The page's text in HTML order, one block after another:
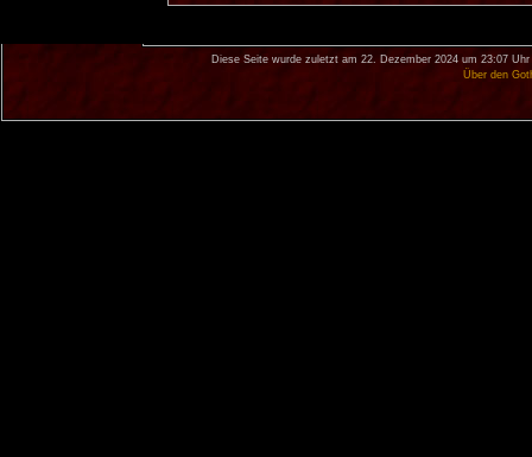
Diese Seite wurde zuletzt am 22. Dezember 2024 um 23:07 Uhr
Über den